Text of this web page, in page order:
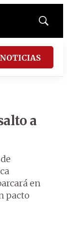
Mostrar
a
en
pacto